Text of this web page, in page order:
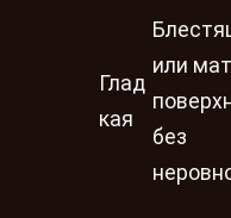
Глад
кая
или
без